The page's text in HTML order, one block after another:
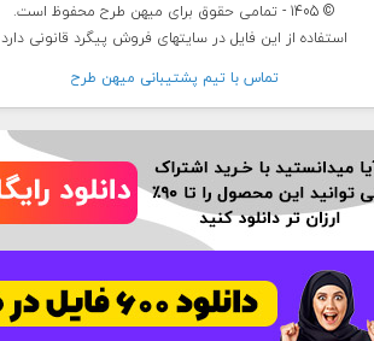
© 1405 - تمامی حقوق برای میهن طرح محفوظ است.
استفاده از این فایل در سایتهای فروش پیگرد قانونی دارد
تماس با تيم پشتيبانی ميهن طرح